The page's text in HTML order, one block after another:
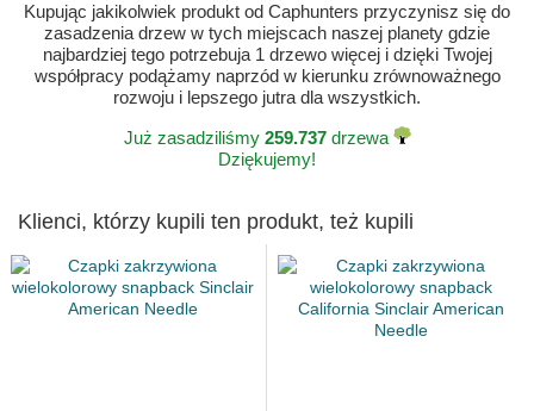
Kupując jakikolwiek produkt od Caphunters przyczynisz się do
zasadzenia drzew w tych miejscach naszej planety gdzie
najbardziej tego potrzebuja 1 drzewo więcej i dzięki Twojej
współpracy podążamy naprzód w kierunku zrównoważnego
rozwoju i lepszego jutra dla wszystkich.
Już zasadziliśmy 259.737drzewa
Dziękujemy!
Klienci, którzy kupili ten produkt, też kupili